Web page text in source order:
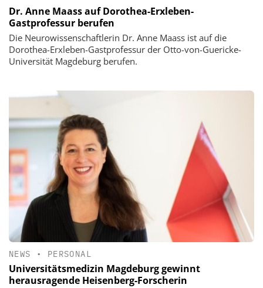
Dr. Anne Maass auf Dorothea-Erxleben-
Gastprofessur berufen
Die Neurowissenschaftlerin Dr. Anne Maass ist auf die
Dorothea-Erxleben-Gastprofessur der Otto-von-Guericke-
Universität Magdeburg berufen.
NEWS • PERSONAL
Universitätsmedizin Magdeburg gewinnt
herausragende Heisenberg-Forscherin